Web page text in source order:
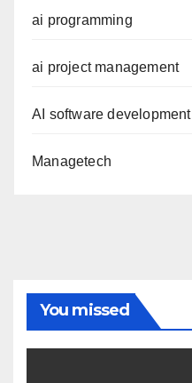
ai programming
ai project management
AI software development
Managetech
You missed